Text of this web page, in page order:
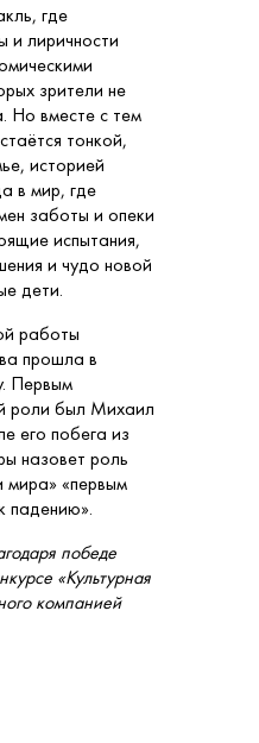
где
и лиричности
зрители не
Но вместе с тем
тонкой,
историей
в мир, где
заботы и опеки
испытания,
и чудо новой
дети.
работы
прошла в
Первым
роли был Михаил
его побега из
назовет роль
«первым
падению».
победе
«Культурная
компанией